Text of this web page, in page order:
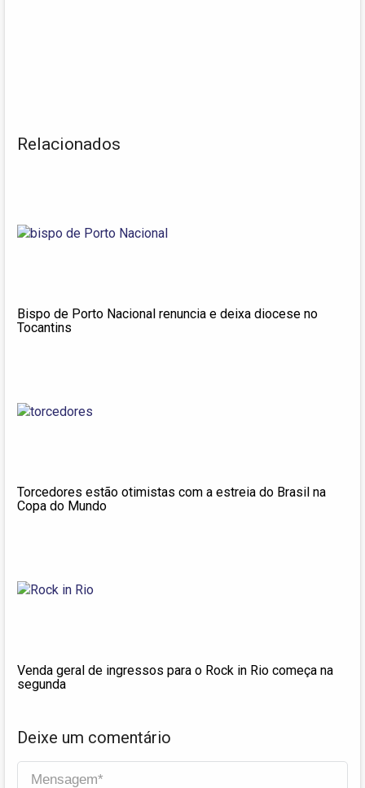
Relacionados
Bispo de Porto Nacional renuncia e deixa diocese no
Tocantins
Torcedores estão otimistas com a estreia do Brasil na
Copa do Mundo
Venda geral de ingressos para o Rock in Rio começa na
segunda
Deixe um comentário